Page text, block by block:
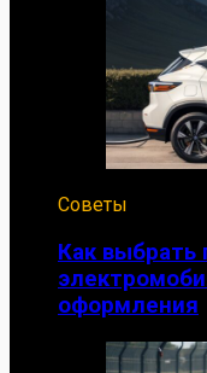
Советы
Как выбрать
оформления